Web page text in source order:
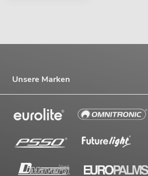
Unsere Marken